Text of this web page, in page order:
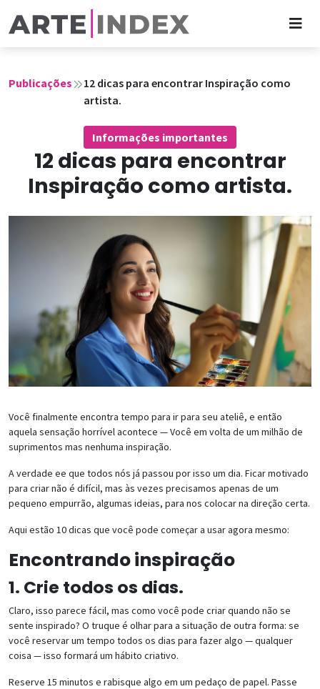
Publicações
12 dicas para encontrar Inspiração como
artista.
Informações importantes
12 dicas para encontrar
Inspiração como artista.
Você finalmente encontra tempo para ir para seu ateliê, e então
aquela sensação horrível acontece — Você em volta de um milhão de
suprimentos mas nenhuma inspiração.
A verdade ee que todos nós já passou por isso um dia. Ficar motivado
para criar não é difícil, mas às vezes precisamos apenas de um
pequeno empurrão, algumas ideias, para nos colocar na direção certa.
Aqui estão 10 dicas que você pode começar a usar agora mesmo:
Encontrando inspiração
1. Crie todos os dias.
Claro, isso parece fácil, mas como você pode criar quando não se
sente inspirado? O truque é olhar para a situação de outra forma: se
você reservar um tempo todos os dias para fazer algo — qualquer
coisa — isso formará um hábito criativo.
Reserve 15 minutos e rabisque algo em um pedaço de papel. Passe